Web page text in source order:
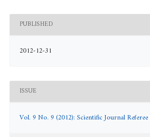
PUBLISHED
2012-12-31
ISSUE
Vol. 9 No. 9 (2012): Scientific Journal Referee